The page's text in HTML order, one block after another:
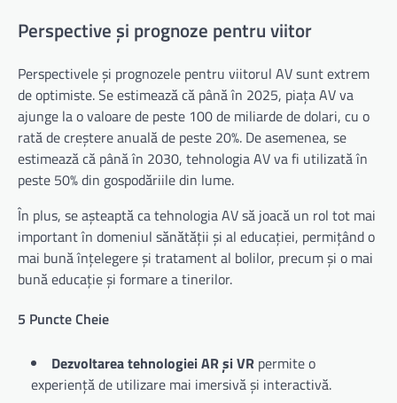
Perspective și prognoze pentru viitor
Perspectivele și prognozele pentru viitorul AV sunt extrem
de optimiste. Se estimează că până în 2025, piața AV va
ajunge la o valoare de peste 100 de miliarde de dolari, cu o
rată de creștere anuală de peste 20%. De asemenea, se
estimează că până în 2030, tehnologia AV va fi utilizată în
peste 50% din gospodăriile din lume.
În plus, se așteaptă ca tehnologia AV să joacă un rol tot mai
important în domeniul sănătății și al educației, permițând o
mai bună înțelegere și tratament al bolilor, precum și o mai
bună educație și formare a tinerilor.
5 Puncte Cheie
Dezvoltarea tehnologiei AR și VR permite o
experiență de utilizare mai imersivă și interactivă.